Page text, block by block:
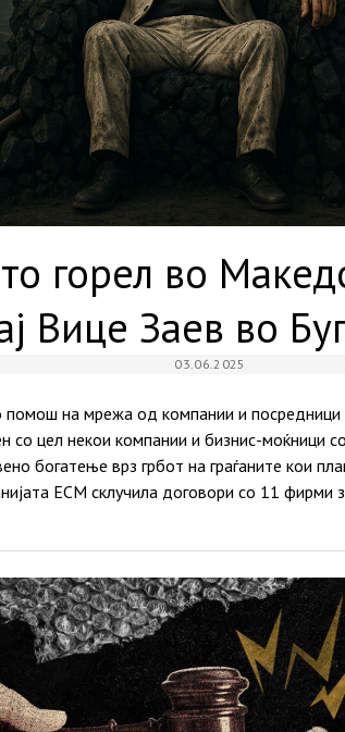
горел во
Вице Заев во
03.06.2025
помош на мрежа од компании и
со цел некои компании и бизнис-моќници
богатење врз грбот на граѓаните кои
ЕСМ склучила договори со 11 фирми